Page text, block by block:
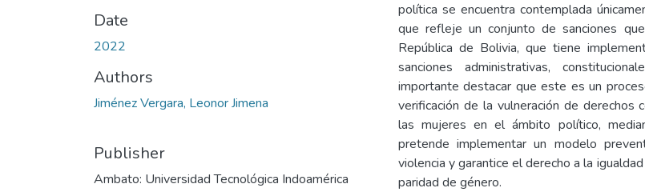
Date
2022
Authors
Jiménez Vergara, Leonor Jimena
Publisher
Ambato: Universidad Tecnológica Indoamérica
política se encuentra contemplada
que refleje un conjunto de sanciones
República de Bolivia, que tiene
sanciones administrativas,
importante destacar que este es un
verificación de la vulneración de derechos
las mujeres en el ámbito político,
pretende implementar un modelo
violencia y garantice el derecho a la
paridad de género.